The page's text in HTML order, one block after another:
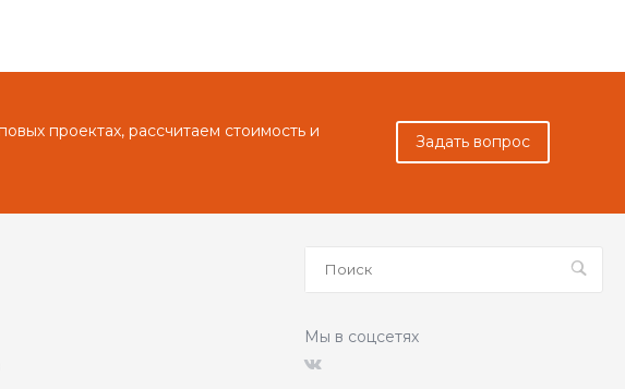
проектах, рассчитаем стоимость и
Задать вопрос
Мы в соцсетях